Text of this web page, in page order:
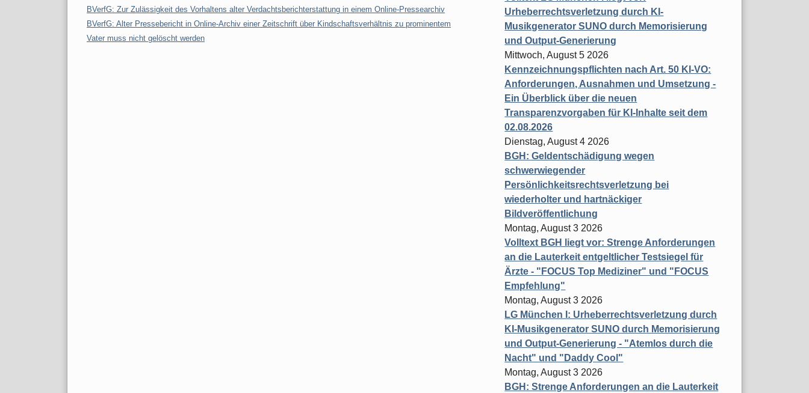
BVerfG: Zur Zulässigkeit des Vorhaltens alter Verdachtsberichterstattung in einem Online-Pressearchiv
BVerfG: Alter Pressebericht in Online-Archiv einer Zeitschrift über Kindschaftsverhältnis zu prominentem
Vater muss nicht gelöscht werden
Urheberrechtsverletzung durch KI-
Musikgenerator SUNO durch Memorisierung
und Output-Generierung
Mittwoch, August 5 2026
Kennzeichnungspflichten nach Art. 50 KI-VO:
Anforderungen, Ausnahmen und Umsetzung -
Ein Überblick über die neuen
Transparenzvorgaben für KI-Inhalte seit dem
02.08.2026
Dienstag, August 4 2026
BGH: Geldentschädigung wegen
schwerwiegender
Persönlichkeitsrechtsverletzung bei
wiederholter und hartnäckiger
Bildveröffentlichung
Montag, August 3 2026
Volltext BGH liegt vor: Strenge Anforderungen
an die Lauterkeit entgeltlicher Testsiegel für
Ärzte - "FOCUS Top Mediziner" und "FOCUS
Empfehlung"
Montag, August 3 2026
LG München I: Urheberrechtsverletzung durch
KI-Musikgenerator SUNO durch Memorisierung
und Output-Generierung - "Atemlos durch die
Nacht" und "Daddy Cool"
Montag, August 3 2026
BGH: Strenge Anforderungen an die Lauterkeit